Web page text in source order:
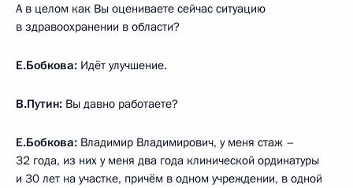
А в целом как Вы оцениваете сейчас ситуацию
в здравоохранении в области?
Е.Бобкова: Идёт улучшение.
В.Путин: Вы давно работаете?
Е.Бобкова: Владимир Владимирович, у меня стаж –
32 года, из них у меня два года клинической ординатуры
и 30 лет на участке, причём в одном учреждении, в одной